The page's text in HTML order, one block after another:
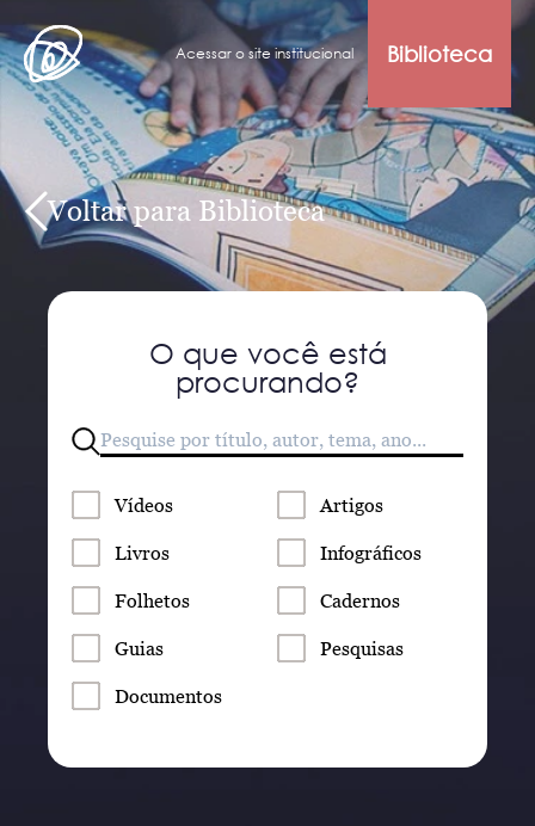
Acessar o site institucional Biblioteca
Voltar para Biblioteca
O que você está
procurando?
Vídeos Artigos
Livros Infográficos
Folhetos Cadernos
Guias Pesquisas
Documentos